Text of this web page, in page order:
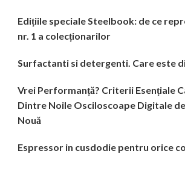
Edițiile speciale Steelbook: de ce
nr. 1 a colecționarilor
Surfactanti si detergenti. Care este
Vrei Performanță? Criterii Esențiale
Dintre Noile Osciloscoape Digitale
Nouă
Espressor in cusdodie pentru orice